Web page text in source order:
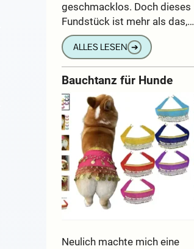
geschmacklos. Doch dieses
Fundstück ist mehr als das,…
ALLES LESEN ➔
Bauchtanz für Hunde
Neulich machte mich eine